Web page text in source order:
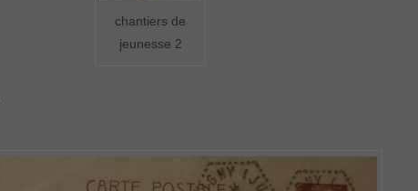
chantiers de
jeunesse 2